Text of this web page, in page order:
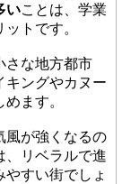
いことは、学業
トです。
さな地方都市
キングやカヌー
ます。
風が強くなるの
、リベラルで進
すい街でしょ